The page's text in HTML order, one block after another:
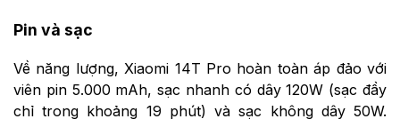
Pin và sạc
Về năng lượng, Xiaomi 14T Pro hoàn toàn áp đảo với
viên pin 5.000 mAh, sạc nhanh có dây 120W (sạc đầy
chỉ trong khoảng 19 phút) và sạc không dây 50W.